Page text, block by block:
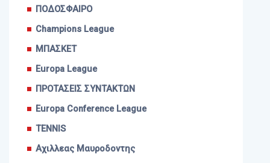
ΠΟΔΟΣΦΑΙΡΟ
Champions League
ΜΠΑΣΚΕΤ
Europa League
ΠΡΟΤΑΣΕΙΣ ΣΥΝΤΑΚΤΩΝ
Europa Conference League
TENNIS
Αχιλλεας Μαυροδοντης